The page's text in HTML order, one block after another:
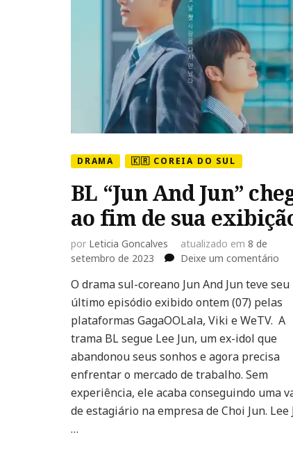
DRAMA 🇰🇷 COREIA DO SUL
BL “Jun And Jun”
ao fim de sua
por Leticia Goncalves atualizado em 8 de
setembro de 2023
Deixe um comentário
“Jun
And
Jun”
fim
O drama sul-coreano Jun And Jun teve seu
último episódio exibido ontem (07) pelas
plataformas GagaOOLala, Viki e WeTV. A
trama BL segue Lee Jun, um ex-idol que
abandonou seus sonhos e agora precisa
enfrentar o mercado de trabalho. Sem
experiência, ele acaba conseguindo uma
de estagiário na empresa de Choi Jun. Lee
…